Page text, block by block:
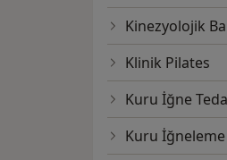
Kinezyolojik
Klinik Pilates
Kuru İğne
Kuru İğneleme